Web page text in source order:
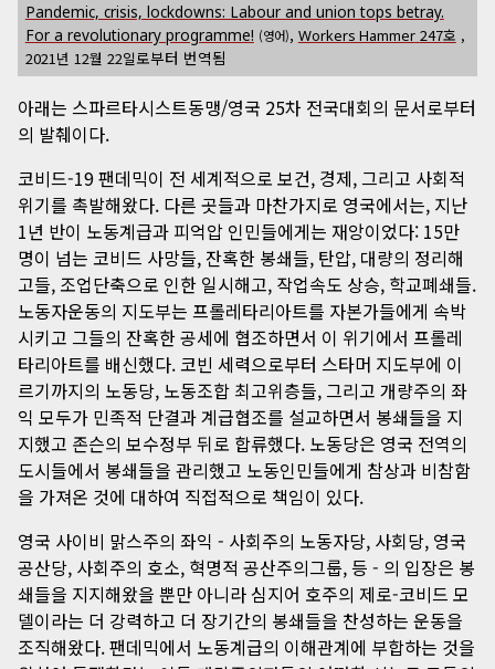
Pandemic, crisis, lockdowns: Labour and union tops betray.
For a revolutionary programme! (영어), Workers Hammer 247호 ,
2021년 12월 22일로부터 번역됨
아래는 스파르타시스트동맹/영국 25차 전국대회의 문서로부터
의 발췌이다.
코비드-19 팬데믹이 전 세계적으로 보건, 경제, 그리고 사회적
위기를 촉발해왔다. 다른 곳들과 마찬가지로 영국에서는, 지난
1년 반이 노동계급과 피억압 인민들에게는 재앙이었다: 15만
명이 넘는 코비드 사망들, 잔혹한 봉쇄들, 탄압, 대량의 정리해
고들, 조업단축으로 인한 일시해고, 작업속도 상승, 학교폐쇄들.
노동자운동의 지도부는 프롤레타리아트를 자본가들에게 속박
시키고 그들의 잔혹한 공세에 협조하면서 이 위기에서 프롤레
타리아트를 배신했다. 코빈 세력으로부터 스타머 지도부에 이
르기까지의 노동당, 노동조합 최고위층들, 그리고 개량주의 좌
익 모두가 민족적 단결과 계급협조를 설교하면서 봉쇄들을 지
지했고 존슨의 보수정부 뒤로 합류했다. 노동당은 영국 전역의
도시들에서 봉쇄들을 관리했고 노동인민들에게 참상과 비참함
을 가져온 것에 대하여 직접적으로 책임이 있다.
영국 사이비 맑스주의 좌익 - 사회주의 노동자당, 사회당, 영국
공산당, 사회주의 호소, 혁명적 공산주의그룹, 등 - 의 입장은 봉
쇄들을 지지해왔을 뿐만 아니라 심지어 호주의 제로-코비드 모
델이라는 더 강력하고 더 장기간의 봉쇄들을 찬성하는 운동을
조직해왔다. 팬데믹에서 노동계급의 이해관계에 부합하는 것을